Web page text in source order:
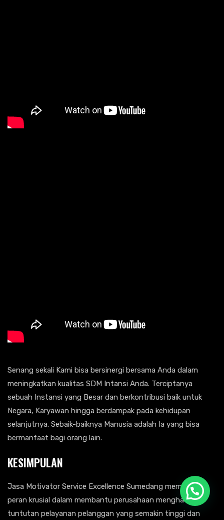
Senang sekali Kami bisa bersinergi bersama Anda dalam
meningkatkan kualitas SDM Intansi Anda. Terciptanya
sebuah Instansi yang Besar dan berkontribusi baik untuk
Negara, Karyawan hingga berdampak pada kehidupan
selanjutnya. Sebaik-baiknya Manusia adalah Ia yang bisa
bermanfaat bagi orang lain.
KESIMPULAN
Jasa Motivator Service Excellence Sumedang memainkan
peran krusial dalam membantu perusahaan menghadapi
tuntutan pelayanan pelanggan yang semakin tinggi dan